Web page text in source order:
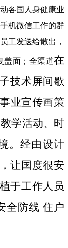
各国人身健康业
机微信工作的群
工发送给散出，
盖面；全渠道在
技术屏间歇
业宣传画策
学活动、时
。经由设计
让国度很安
于工作人员
全防线 住户